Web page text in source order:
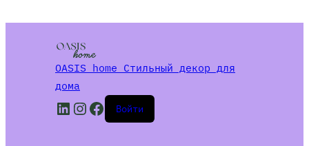
OASIS home Стильный декор для
дома
LinkedIn
Instagram
Facebook
Войти